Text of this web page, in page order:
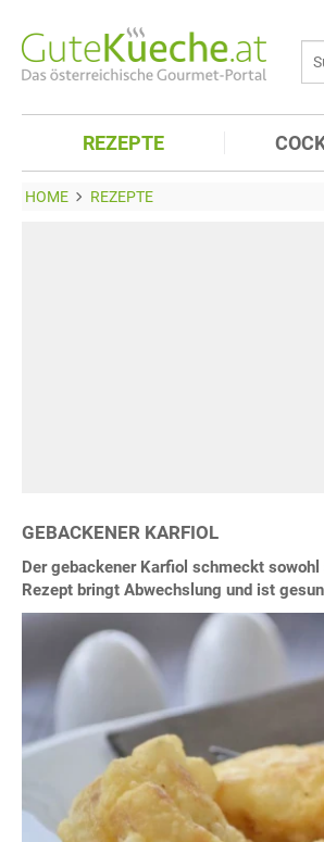
REZEPTE
HOME REZEPTE
GEBACKENER KARFIOL
Der gebackener Karfiol schmeckt
Rezept bringt Abwechslung und ist